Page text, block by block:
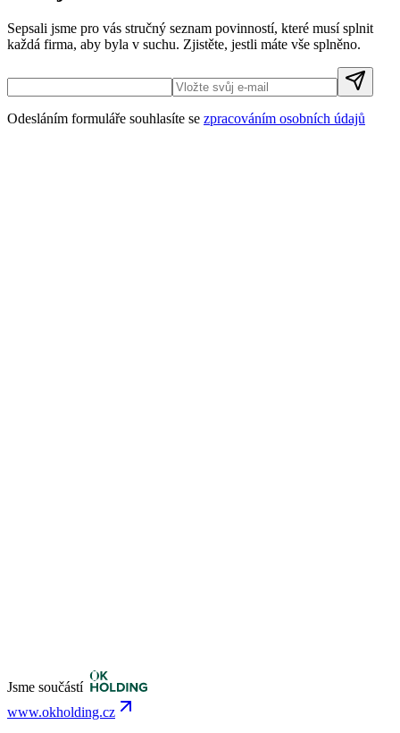
Sepsali jsme pro vás stručný seznam povinností, které musí splnit
každá firma, aby byla v suchu. Zjistěte, jestli máte vše splněno.
Odesláním formuláře souhlasíte se zpracováním osobních údajů
Jsme součástí
www.okholding.cz